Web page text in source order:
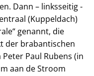
Dann – linksseitig -
(Kuppeldach)
genannt, die
der brabantischen
Paul Rubens (in
aan de Stroom